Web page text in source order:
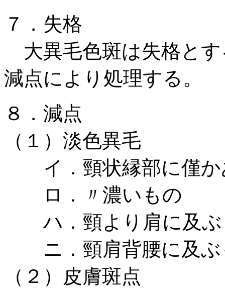
７．失格
大異毛色斑は失格と
減点により処理する。
８．減点
（１）淡色異毛
イ．頸状縁部に僅か
ロ．〃濃いも
ハ．頸より肩に及
ニ．頸肩背腰に及
（２）皮膚斑点